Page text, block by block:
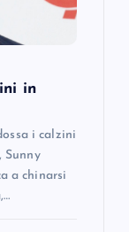
in
i calzini
Sunny
a chinarsi